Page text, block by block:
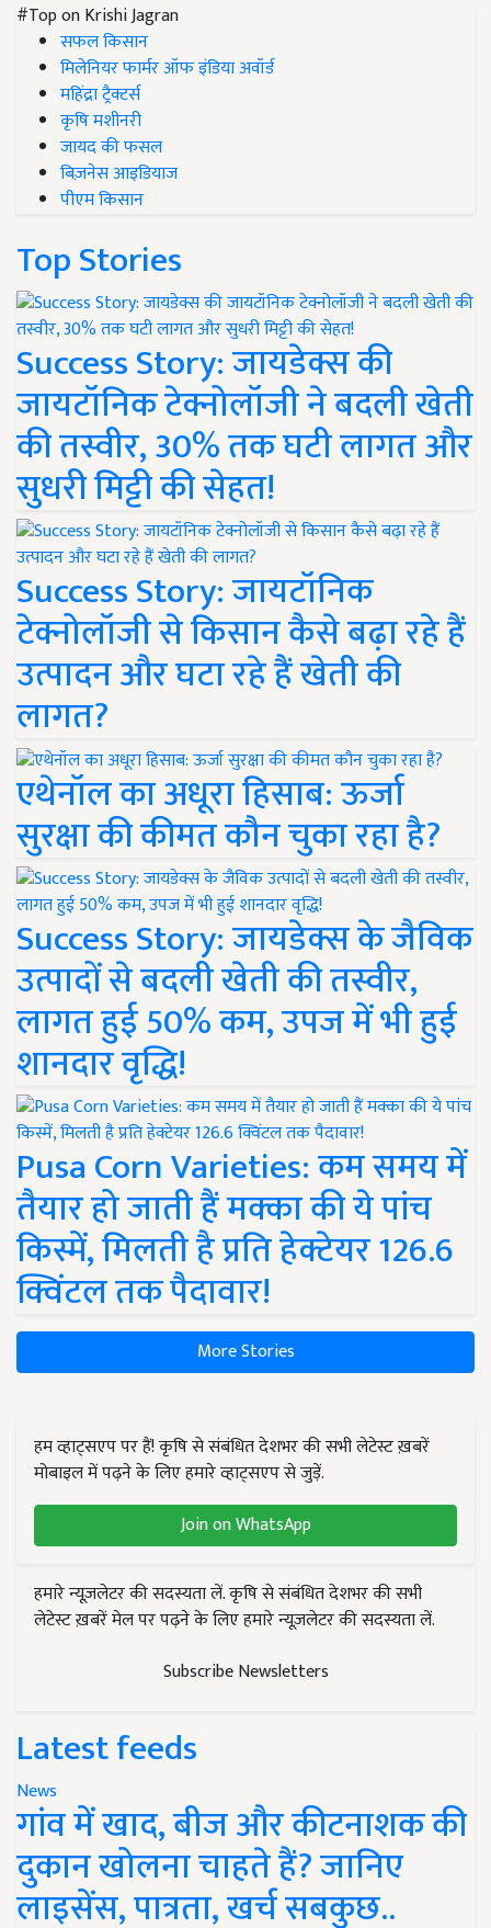
#Top on Krishi Jagran
सफल किसान
मिलेनियर फार्मर ऑफ इंडिया अवॉर्ड
महिंद्रा ट्रैक्टर्स
कृषि मशीनरी
जायद की फसल
बिज़नेस आइडियाज
पीएम किसान
Top Stories
Success Story: जायडेक्स की
जायटॉनिक टेक्नोलॉजी ने बदली खेती
की तस्वीर, 30% तक घटी लागत और
सुधरी मिट्टी की सेहत!
Success Story: जायटॉनिक
टेक्नोलॉजी से किसान कैसे बढ़ा रहे हैं
उत्पादन और घटा रहे हैं खेती की
लागत?
एथेनॉल का अधूरा हिसाब: ऊर्जा
सुरक्षा की कीमत कौन चुका रहा है?
Success Story: जायडेक्स के जैविक
उत्पादों से बदली खेती की तस्वीर,
लागत हुई 50% कम, उपज में भी हुई
शानदार वृद्धि!
Pusa Corn Varieties: कम समय में
तैयार हो जाती हैं मक्का की ये पांच
किस्में, मिलती है प्रति हेक्टेयर 126.6
क्विंटल तक पैदावार!
More Stories
हम व्हाट्सएप पर हैं! कृषि से संबंधित देशभर की सभी लेटेस्ट ख़बरें
मोबाइल में पढ़ने के लिए हमारे व्हाट्सएप से जुड़ें.
Join on WhatsApp
हमारे न्यूज़लेटर की सदस्यता लें. कृषि से संबंधित देशभर की सभी
लेटेस्ट ख़बरें मेल पर पढ़ने के लिए हमारे न्यूज़लेटर की सदस्यता लें.
Subscribe Newsletters
Latest feeds
News
गांव में खाद, बीज और कीटनाशक की
दुकान खोलना चाहते हैं? जानिए
लाइसेंस, पात्रता, खर्च सबकुछ..